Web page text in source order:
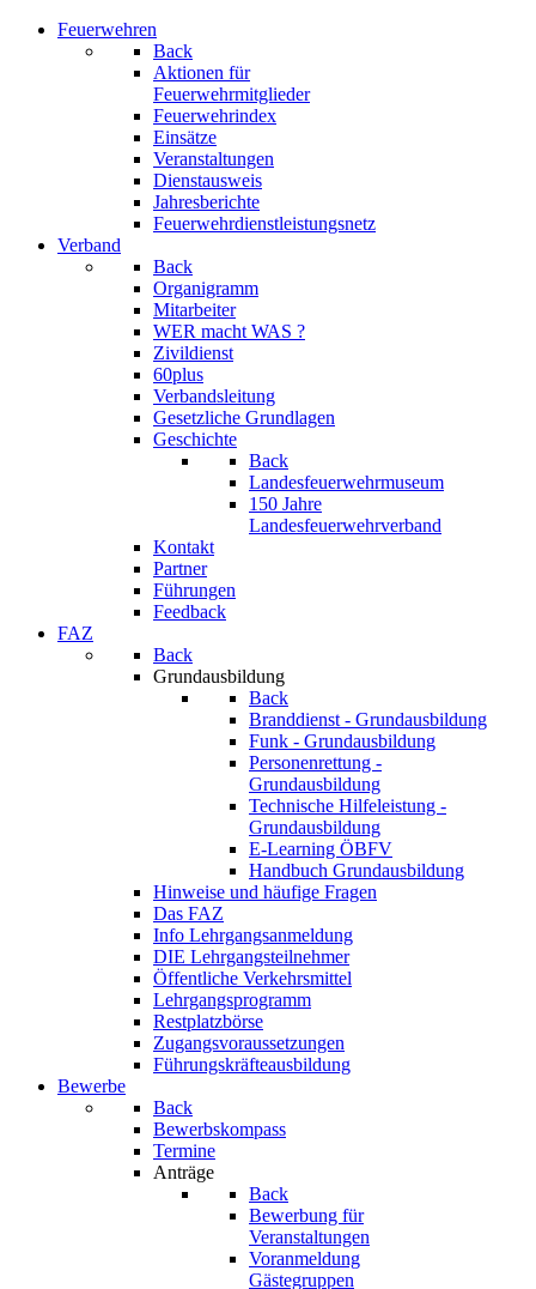
Feuerwehren
Back
Aktionen für
Feuerwehrmitglieder
Feuerwehrindex
Einsätze
Veranstaltungen
Dienstausweis
Jahresberichte
Feuerwehrdienstleistungsnetz
Verband
Back
Organigramm
Mitarbeiter
WER macht WAS ?
Zivildienst
60plus
Verbandsleitung
Gesetzliche Grundlagen
Geschichte
Back
Landesfeuerwehrmuseum
150 Jahre
Landesfeuerwehrverband
Kontakt
Partner
Führungen
Feedback
FAZ
Back
Grundausbildung
Back
Branddienst - Grundausbildung
Funk - Grundausbildung
Personenrettung -
Grundausbildung
Technische Hilfeleistung -
Grundausbildung
E-Learning ÖBFV
Handbuch Grundausbildung
Hinweise und häufige Fragen
Das FAZ
Info Lehrgangsanmeldung
DIE Lehrgangsteilnehmer
Öffentliche Verkehrsmittel
Lehrgangsprogramm
Restplatzbörse
Zugangsvoraussetzungen
Führungskräfteausbildung
Bewerbe
Back
Bewerbskompass
Termine
Anträge
Back
Bewerbung für
Veranstaltungen
Voranmeldung
Gästegruppen